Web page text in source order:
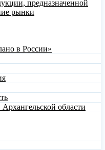
предназначенной
рынки
в России»
области